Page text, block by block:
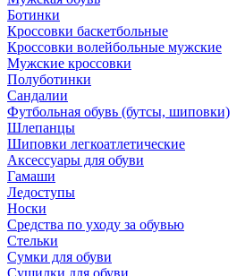
Ботинки
Кроссовки баскетбольные
Кроссовки волейбольные мужские
Мужские кроссовки
Полуботинки
Сандалии
Футбольная обувь (бутсы, шиповки)
Шлепанцы
Шиповки легкоатлетические
Аксессуары для обуви
Гамаши
Ледоступы
Носки
Средства по уходу за обувью
Стельки
Сумки для обуви
Сушилки для обуви